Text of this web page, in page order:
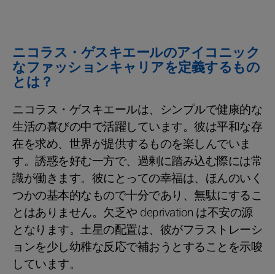
ニコラス・ゲスキエールのアイコニック
なファッションキャリアを定義するもの
とは？
ニコラス・ゲスキエールは、シンプルで健康的な
生活の喜びの中で活躍しています。彼は平和な存
在を求め、世界が提供するものを楽しんでいま
す。誘惑を好む一方で、過剰に踏み込む際には常
識が働きます。彼にとっての幸福は、ほんのいく
つかの基本的なもので十分であり、無駄にするこ
とはありません。欠乏や deprivation は不安の源
となります。土星の配置は、彼がフラストレーシ
ョンを少し幼稚な反応で補おうとすることを示唆
しています。